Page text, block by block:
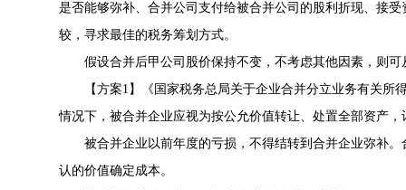
是否能够弥补、合并公司支付给被合并公司的股利折现、接
较，寻求最佳的税务筹划方式。
假设合并后甲公司股价保持不变，不考虑其他因素，则可
【方案1】《 国家税务总局关于企业合并分立业务有关所
情况下，被合并企业应视为按公允价值转让、处置全部资产
被合并企业以前年度的亏损，不得结转到合并企业弥补。
认的价值确定成本。